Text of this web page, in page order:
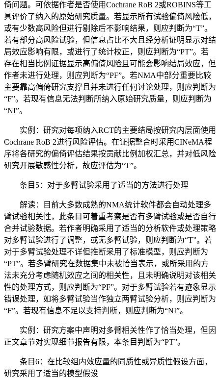
倚问题。可依据作者是否使用Cochrane RoB 2或ROBINS等工
具评价了纳入的原始研究质量。若显示所有试验偏倚风险低，
或有少数高风险但进行剔除后不影响结果，则应判断为“T”。
若有部分高风险试验，但信息占比不大且经分析证明显示对结
局效应影响有限，或进行了统计校正，则应判断为“PT”。若
存在相当比例证据显示高偏倚风险且可能会影响结局效应，但
作者未进行处理，则应判断为“PF”。若NMA中部分重要比较
主要靠高偏倚研究支撑且并未进行任何讨论处理，则应判断为
“F”。若现有信息无法判断所纳入原始研究质量，则应判断为
“NI”。
实例：研究对每项纳入RCT的主要结局按研究内层面使用
Cochrane RoB 2进行风险评估。在证据整合时采用CINeMA程
序将各研究的偏倚评估结果按贡献比例加权汇总，并对低风险
研究开展敏感性分析，故应评估为“T”。
条目5：对于多臂试验采用了适当的方法进行处理
解读：目前大多数成熟的NMA统计软件都会自动处理多
臂试验相关性，此条目可着重考察是否有多臂试验或是否自行
合并试验数据。若作者明确采用了适当的分析软件或处理策略
对多臂试验进行了调整，或无多臂试验，则应判断为“T”。若
对于多臂试验处理不详但推断采用了标准模型，则应判断为
“PT”。若多臂研究在数据集中未被恰当表示，或所采用的方
法未充分考虑随机效应之间的相关性，且未明确说明对该相关
性的处理方式，则应判断为“PF”。对于多臂试验若有迹象显示
错误处理，如将多臂试验当作独立两臂试验分析，则应判断为
“F”。若现有信息不足以支持判断，则应判断为“NI”。
实例：研究方案中声明对多臂相关性作了恰当处理，但因
正文章节对实现细节报告有限，本条目判断为“PT”。
条目6：在比较组内效应量的同质性或异质性假设方面，
研究采用了适当的模型假设